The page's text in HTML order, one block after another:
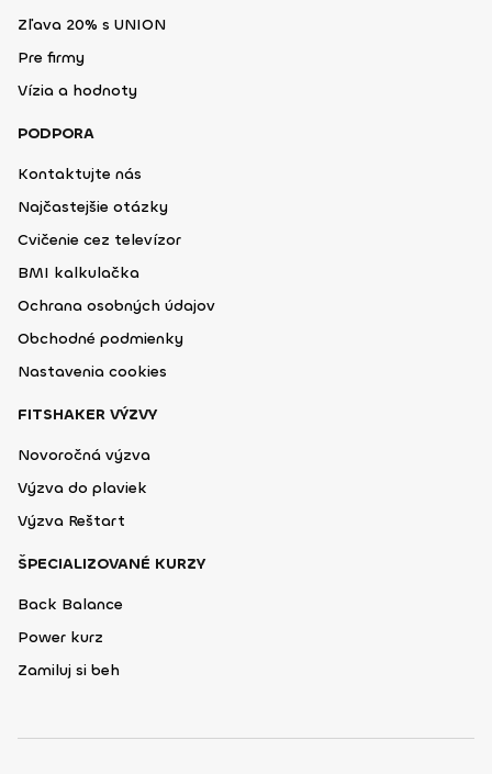
Zľava 20% s UNION
Pre firmy
Vízia a hodnoty
PODPORA
Kontaktujte nás
Najčastejšie otázky
Cvičenie cez televízor
BMI kalkulačka
Ochrana osobných údajov
Obchodné podmienky
Nastavenia cookies
FITSHAKER VÝZVY
Novoročná výzva
Výzva do plaviek
Výzva Reštart
ŠPECIALIZOVANÉ KURZY
Back Balance
Power kurz
Zamiluj si beh